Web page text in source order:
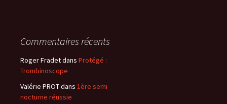
Commentaires récents
Roger Fradetdans Protégé :
Trombinoscope
Valérie PROTdans 1ère semi
nocturne réussie